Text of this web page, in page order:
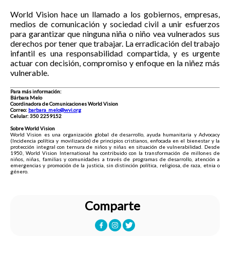
World Vision hace un llamado a los gobiernos, empresas,
medios de comunicación y sociedad civil a unir esfuerzos
para garantizar que ninguna niña o niño vea vulnerados sus
derechos por tener que trabajar. La erradicación del trabajo
infantil es una responsabilidad compartida, y es urgente
actuar con decisión, compromiso y enfoque en la niñez más
vulnerable.
Para más información:
Bárbara Melo
Coordinadora de Comunicaciones World Vision
Correo: barbara_melo@wvi.org
Celular: 350 2259152
Sobre World Vision
World Vision es una organización global de desarrollo, ayuda humanitaria y Advocacy
(Incidencia política y movilización) de principios cristianos, enfocada en el bienestar y la
protección integral con ternura de niños y niñas en situación de vulnerabilidad. Desde
1950, World Vision International ha contribuido con la transformación de millones de
niños, niñas, familias y comunidades a través de programas de desarrollo, atención a
emergencias y promoción de la justicia, sin distinción política, religiosa, de raza, etnia o
género.
Comparte